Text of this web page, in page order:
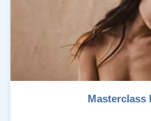
Masterclass